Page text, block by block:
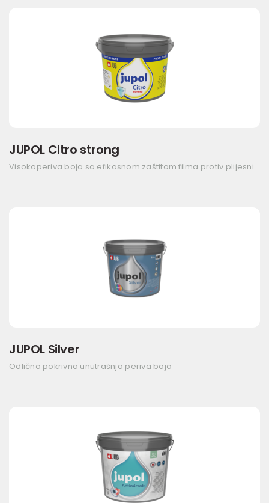
JUPOL Citro strong
Visokoperiva boja sa efikasnom zaštitom filma protiv plijesni
JUPOL Silver
Odlično pokrivna unutrašnja periva boja